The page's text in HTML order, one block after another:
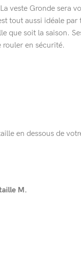
veste Gronde sera
tout aussi idéale
que soit la saison.
rouler en sécurité.
en dessous de
M.